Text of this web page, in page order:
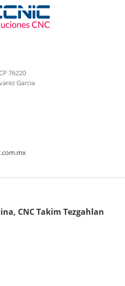
76220
Garcia
CNC Takim Tezgahlan